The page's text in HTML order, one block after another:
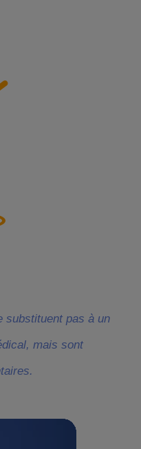
substituent pas à un
mais sont